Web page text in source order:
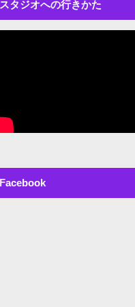
スタジオへの行きかた
Facebook